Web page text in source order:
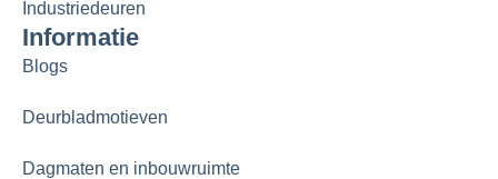
Industriedeuren
Informatie
Blogs
Deurbladmotieven
Dagmaten en inbouwruimte